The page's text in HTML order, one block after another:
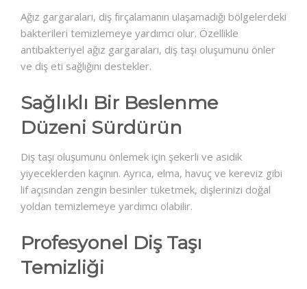
Ağız gargaraları, diş fırçalamanın ulaşamadığı bölgelerdeki
bakterileri temizlemeye yardımcı olur. Özellikle
antibakteriyel ağız gargaraları, diş taşı oluşumunu önler
ve diş eti sağlığını destekler.
Sağlıklı Bir Beslenme
Düzeni Sürdürün
Diş taşı oluşumunu önlemek için şekerli ve asidik
yiyeceklerden kaçının. Ayrıca, elma, havuç ve kereviz gibi
lif açısından zengin besinler tüketmek, dişlerinizi doğal
yoldan temizlemeye yardımcı olabilir.
Profesyonel Diş Taşı
Temizliği